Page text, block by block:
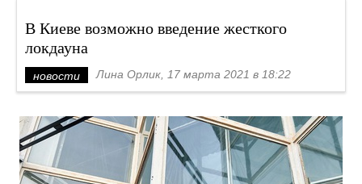
В Киеве возможно введение жесткого
локдауна
новости Лина Орлик, 17 марта 2021 в 18:22